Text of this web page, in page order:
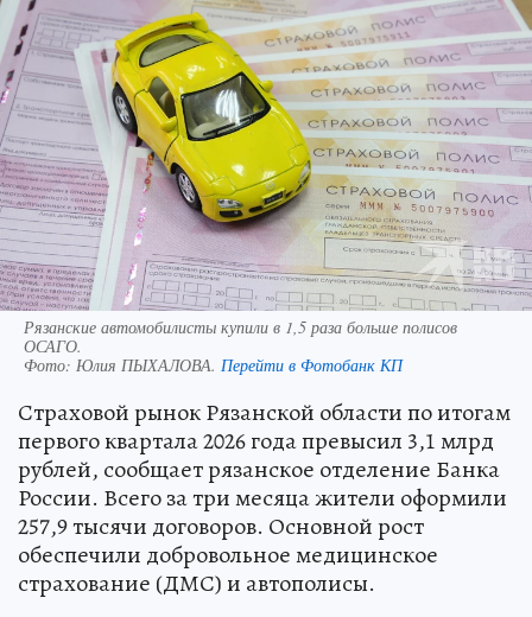
Рязанские автомобилисты купили в 1,5 раза больше полисов
ОСАГО.
Фото: Юлия ПЫХАЛОВА. Перейти в Фотобанк КП
Страховой рынок Рязанской области по итогам
первого квартала 2026 года превысил 3,1 млрд
рублей, сообщает рязанское отделение Банка
России. Всего за три месяца жители оформили
257,9 тысячи договоров. Основной рост
обеспечили добровольное медицинское
страхование (ДМС) и автополисы.